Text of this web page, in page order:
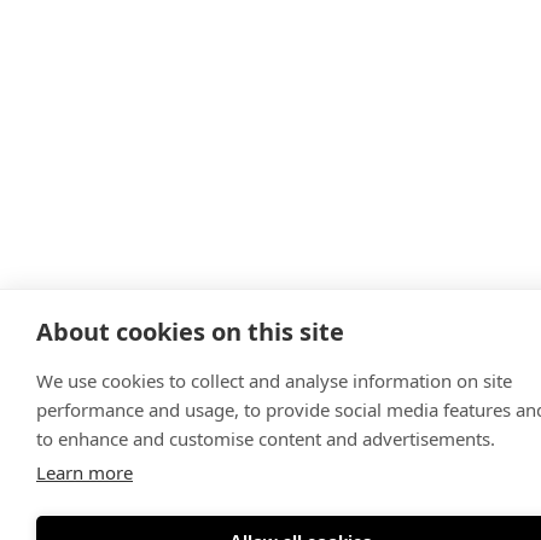
About cookies on this site
We use cookies to collect and analyse information on site
performance and usage, to provide social media features
to enhance and customise content and advertisements.
Learn more